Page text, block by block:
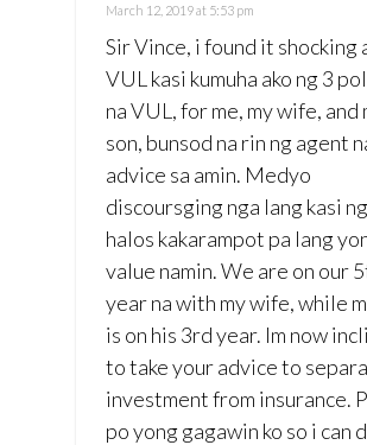
March 12, 2019 at 5:53 pm
Sir Vince, i found it shocking
VUL kasi kumuha ako ng 3
na VUL, for me, my wife, and
son, bunsod na rin ng agent
advice sa amin. Medyo
discoursging nga lang kasi
halos kakarampot pa lang
value namin. We are on our
year na with my wife, while
is on his 3rd year. Im now
to take your advice to
investment from insurance.
po yong gagawin ko so i can